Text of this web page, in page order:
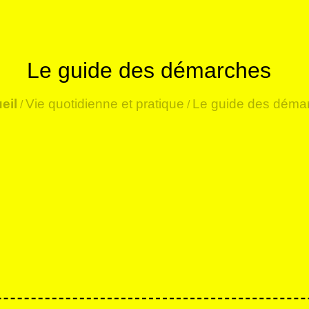
Le guide des démarches
/Vie quotidienne et pratique / Le guide des